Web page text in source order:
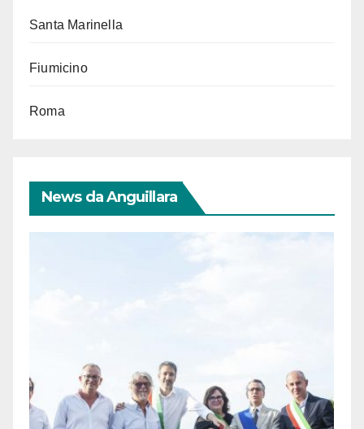
Santa Marinella
Fiumicino
Roma
News da Anguillara